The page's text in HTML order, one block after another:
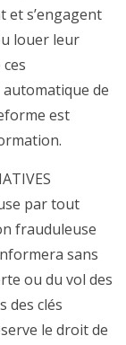
et s’engagent
louer leur
de
est
par tout
frauduleuse
sans
ou du vol des
des clés
le droit de